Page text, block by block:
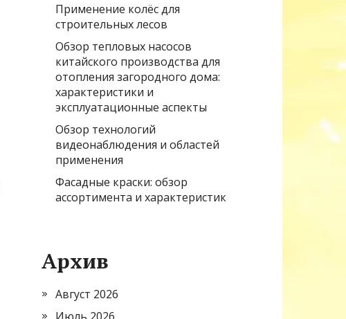
Применение колёс для
строительных лесов
Обзор тепловых насосов
китайского производства для
отопления загородного дома:
характеристики и
эксплуатационные аспекты
Обзор технологий
видеонаблюдения и областей
применения
Фасадные краски: обзор
ассортимента и характеристик
Архив
Август 2026